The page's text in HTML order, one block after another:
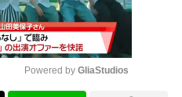
Powered by GliaStudios